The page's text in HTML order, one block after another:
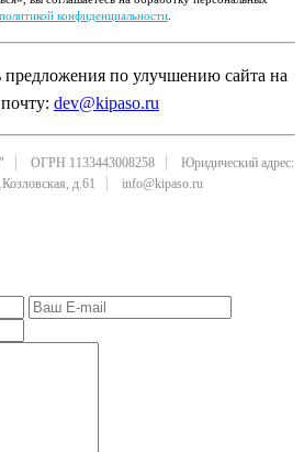
политикой конфиденциальности
по улучшению сайта на
dev@kipaso.ru
ОГРН 1133443008258
Юридический адрес:
д.61
info@kipaso.ru